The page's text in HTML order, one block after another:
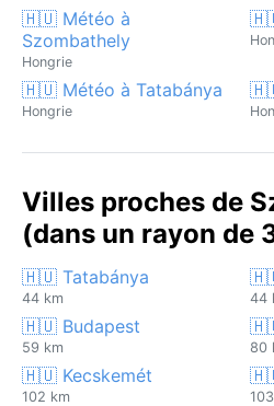
🇭🇺 Météo à
Szombathely
Hongrie
🇭🇺 Météo à Tatabánya
Hongrie
Villes proches de
(dans un rayon de
🇭🇺 Tatabánya
44 km 44
🇭🇺 Budapest
59 km 80
🇭🇺 Kecskemét
102 km